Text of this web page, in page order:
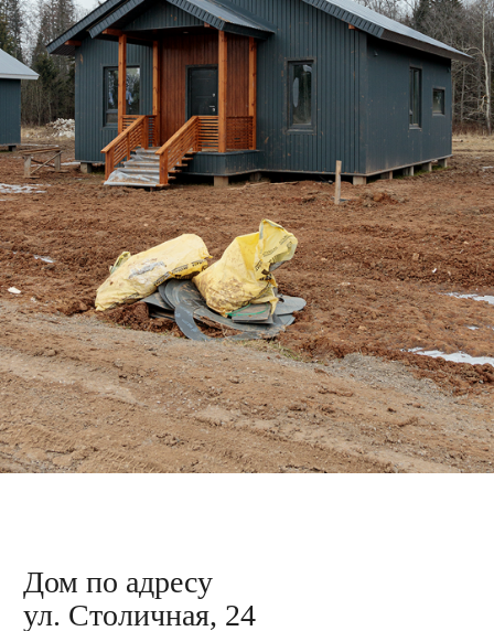
Облицовка каркаса металлосайдингом
Дом по адресу
ул. Столичная, 32